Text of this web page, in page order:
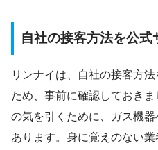
自社の接客方法を公
リンナイは、自社の接客方
ため、事前に確認しておき
の気を引くために、ガス機
あります。身に覚えのない